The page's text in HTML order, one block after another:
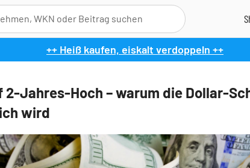
++ Heiß kaufen, eiskalt verdoppeln ++
2-Jahres-Hoch – warum die Dollar-
wird